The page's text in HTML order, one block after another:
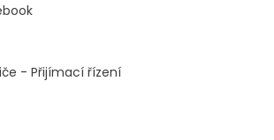
- Přijímací řízení